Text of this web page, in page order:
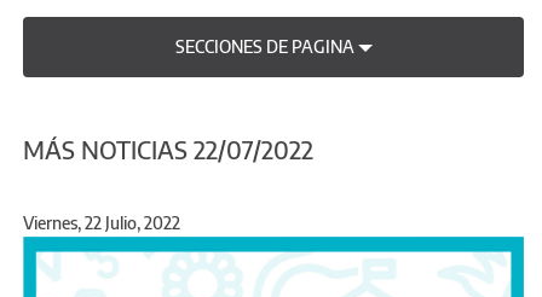
SECCIONES DE PAGINA
MÁS NOTICIAS 22/07/2022
Viernes, 22 Julio, 2022